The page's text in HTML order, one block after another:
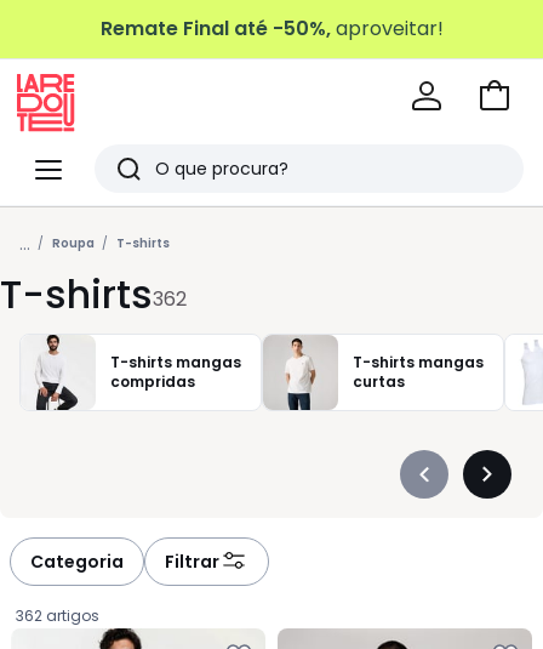
Remate Final até -50%,aproveitar!
Menu
Redoute
Pesquisar
Últimos
artigos
vistos
Ir
... Roupa T-shirts
T-shirts362
T-shirts mangas
compridas
T-shirts mangas
curtas
Précédent
Categoria Filtrar
362 artigos